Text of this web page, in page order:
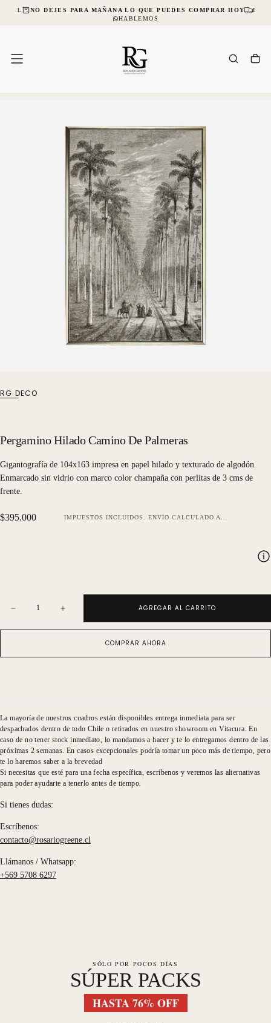
SALTARNO DEJES PARA MAÑANA LO QUE PUEDES COMPRAR HOY
HABLEMOS
RG DECO
Pergamino Hilado Camino De Palmeras
Gigantografía de 104x163 impresa en papel hilado y texturado de algodón.
Enmarcado sin vidrio con marco color champaña con perlitas de 3 cms de
frente.
Precio
$395.000 IMPUESTOS INCLUIDOS. ENVÍO CALCULADO AL FINALIZAR LA COMPRA.
Disminuir
para
Camino
Aumentar
cantidad
para
Camino
AGREGAR AL CARRITO
COMPRAR AHORA
La mayoría de nuestros cuadros están disponibles entrega inmediata para ser
despachados dentro de todo Chile o retirados en nuestro showroom en Vitacura. En
caso de no tener stock inmediato, lo mandamos a hacer y te lo entregamos dentro de las
próximas 2 semanas. En casos excepcionales podría tomar un poco más de tiempo, pero
te lo haremos saber a la brevedad
Si necesitas que esté para una fecha específica, escríbenos y veremos las alternativas
para poder ayudarte a tenerlo antes de tiempo.
Si tienes dudas:
Escríbenos:
contacto@rosariogreene.cl
Llámanos / Whatsapp:
+569 5708 6297
SÓLO POR POCOS DÍAS
SÚPER PACKS
HASTA 76% OFF